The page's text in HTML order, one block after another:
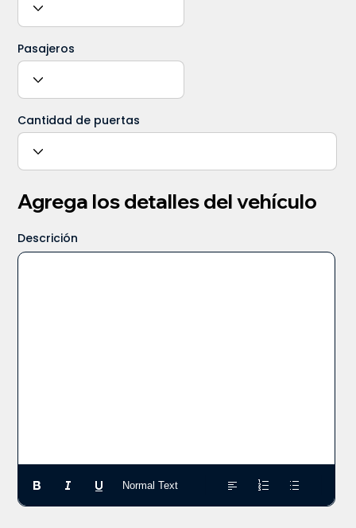
Pasajeros
Cantidad de puertas
Agrega los detalles del vehículo
Descrición
Normal Text